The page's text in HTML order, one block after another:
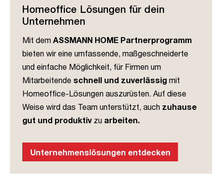
Homeoffice Lösungen für dein
Unternehmen
Mit dem ASSMANN HOME Partnerprogramm
bieten wir eine umfassende, maßgeschneiderte
und einfache Möglichkeit, für Firmen um
Mitarbeitende schnell und zuverlässig mit
Homeoffice-Lösungen auszurüsten. Auf diese
Weise wird das Team unterstützt, auch zuhause
gut und produktiv zu arbeiten.
Unternehmenslösungen entdecken